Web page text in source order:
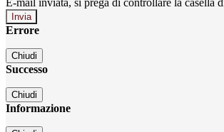
E-mail inviata, si prega di controllare la casella
Errore
Chiudi
Successo
Chiudi
Informazione